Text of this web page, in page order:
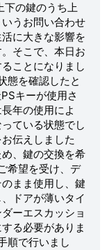
下の鍵のうち上
うお問い合わせ
に大きな影響を
そこで、本日お
ことになりまし
態を確認したと
キーが使用さ
年の使用によ
ている状態でし
伝えしました
、鍵の交換を希
希望を受け、デ
まま使用し、鍵
ドアが薄いタイ
ーエスカッショ
る必要がありま
順で行いまし